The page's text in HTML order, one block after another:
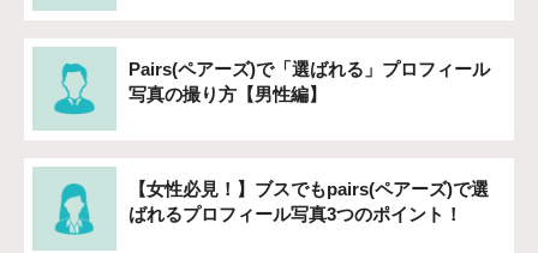
Pairs(ペアーズ)で「選ばれる」プロフィール
写真の撮り方【男性編】
【女性必見！】ブスでもpairs(ペアーズ)で選
ばれるプロフィール写真3つのポイント！